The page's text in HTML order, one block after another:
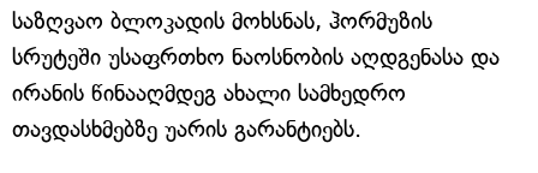
საზღვაო ბლოკადის მოხსნას, ჰორმუზის
სრუტეში უსაფრთხო ნაოსნობის აღდგენასა და
ირანის წინააღმდეგ ახალი სამხედრო
თავდასხმებზე უარის გარანტიებს.